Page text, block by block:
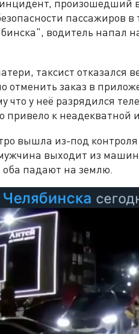
произошедший
пассажиров
водитель напал
таксист отказался
отменить заказ в
что у неё разрядился
привело к
вышла из-под
выходит из
оба падают на землю.